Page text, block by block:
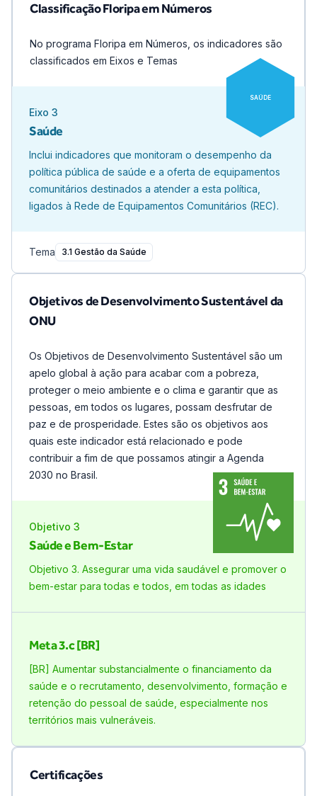
Classificação Floripa em Números
No programa Floripa em Números, os indicadores são
classificados em Eixos e Temas
Eixo 3
Saúde
Inclui indicadores que monitoram o desempenho da
política pública de saúde e a oferta de equipamentos
comunitários destinados a atender a esta política,
ligados à Rede de Equipamentos Comunitários (REC).
SAÚDE
Tema 3.1 Gestão da Saúde
Objetivos de Desenvolvimento Sustentável da
ONU
Os Objetivos de Desenvolvimento Sustentável são um
apelo global à ação para acabar com a pobreza,
proteger o meio ambiente e o clima e garantir que as
pessoas, em todos os lugares, possam desfrutar de
paz e de prosperidade. Estes são os objetivos aos
quais este indicador está relacionado e pode
contribuir a fim de que possamos atingir a Agenda
2030 no Brasil.
Objetivo 3
Saúde e Bem-Estar
Objetivo 3. Assegurar uma vida saudável e promover o
bem-estar para todas e todos, em todas as idades
Meta3.c [BR]
[BR] Aumentar substancialmente o financiamento da
saúde e o recrutamento, desenvolvimento, formação e
retenção do pessoal de saúde, especialmente nos
territórios mais vulneráveis.
Certificações